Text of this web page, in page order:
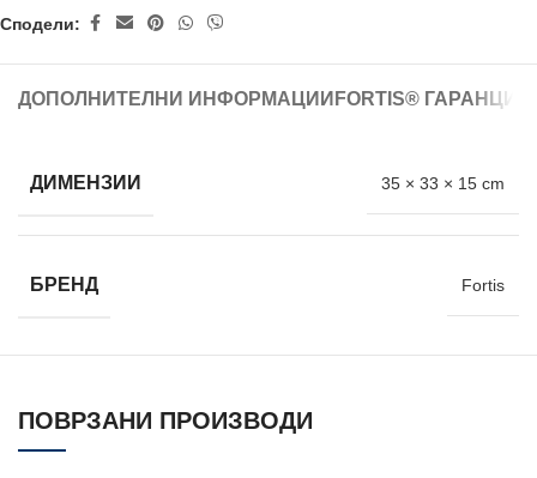
Сподели:
ДОПОЛНИТЕЛНИ ИНФОРМАЦИИ FORTIS®
ДИМЕНЗИИ 35 × 33 × 15 cm
БРЕНД Fortis
ПОВРЗАНИ ПРОИЗВОДИ